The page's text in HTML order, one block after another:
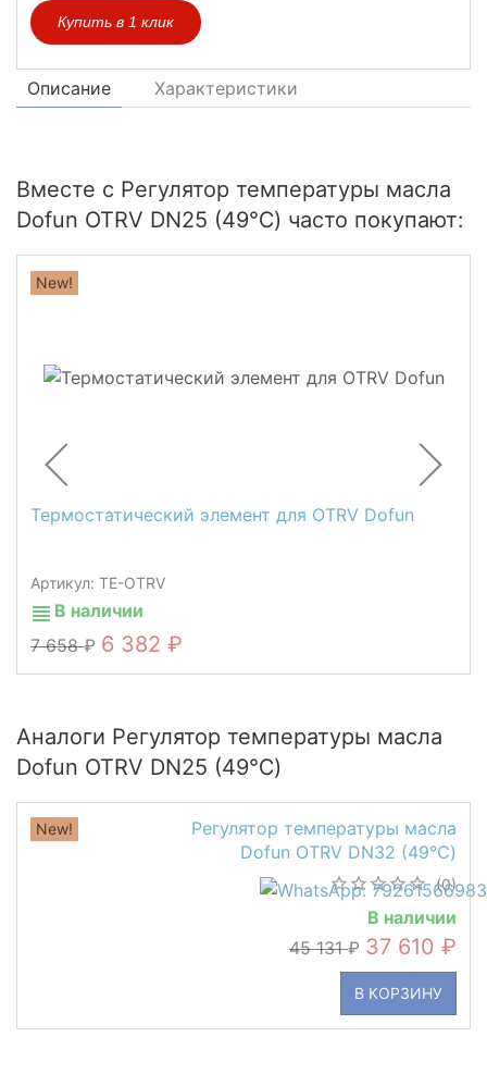
Купить в 1 клик
Описание Характеристики
Вместе с Регулятор температуры масла
Dofun OTRV DN25 (49℃) часто покупают:
Термостатический элемент для OTRV Dofun
Артикул: TE-OTRV
В наличии
7 658
6 382
New!
Аналоги Регулятор температуры масла
Dofun OTRV DN25 (49℃)
Регулятор температуры масла
Dofun OTRV DN32 (49℃)
(0)
В наличии
45 131
37 610
В КОРЗИНУ
New!